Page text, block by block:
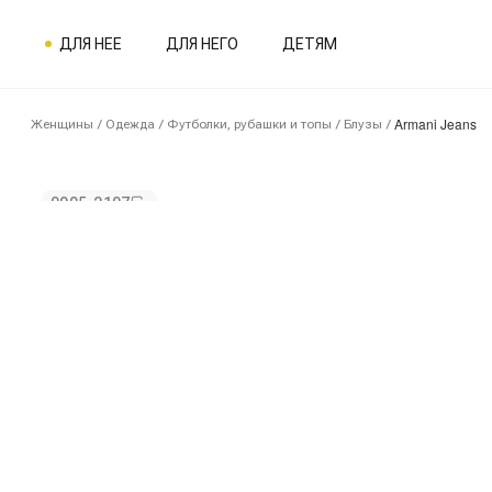
ДЛЯ НЕЕ ДЛЯ НЕГО ДЕТЯМ
Женщины / Одежда / Футболки, рубашки и топы / Блузы / Armani Jeans
0005-2107